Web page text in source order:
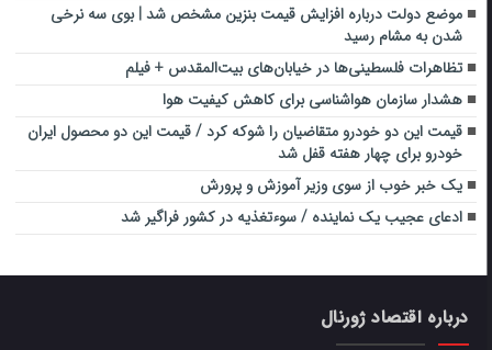
موضع دولت درباره افزایش قیمت بنزین مشخص شد | بوی سه نرخی
شدن به مشام رسید
تظاهرات فلسطینی‌ها در خیابان‌های بیت‌المقدس + فیلم
هشدار سازمان هواشناسی برای کاهش کیفیت هوا
قیمت این دو خودرو متقاضیان را شوکه کرد / قیمت این دو محصول ایران
خودرو برای چهار هفته قفل شد
یک خبر خوب از سوی وزیر آموزش و پرورش
ادعای عجیب یک نماینده / سوءتغذیه در کشور فراگیر شد
درباره اقتصاد ژورنال